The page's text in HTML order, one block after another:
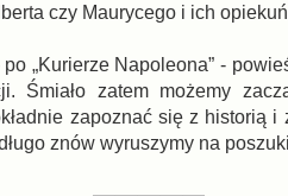
czy Maurycego i ich
„Kurierze Napoleona” -
Śmiało zatem możemy
zapoznać się z historią
znów wyruszymy na